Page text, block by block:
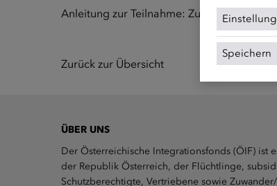
Anleitung zur Teilnahme: Zum
Zurück zur Übersicht
ÜBER UNS
Der Österreichische Integrationsfonds (ÖIF) ist
der Republik Österreich, der Flüchtlinge,
Schutzberechtigte, Vertriebene sowie
Speichern